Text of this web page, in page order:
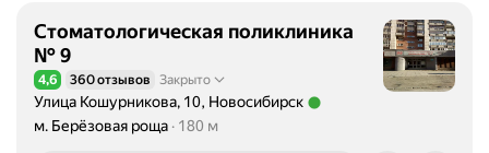
Стоматологическая поликлиника
№ 9
Рейтинг 4,6 из 5
4,6 360 отзывов Закрыто
Улица Кошурникова, 10, Новосибирск
Метро м. Берёзовая роща Расстояние 180 м
м. Берёзовая роща 180 м